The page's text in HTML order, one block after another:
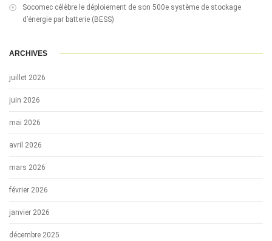
Socomec célèbre le déploiement de son 500e système de stockage
d’énergie par batterie (BESS)
ARCHIVES
juillet 2026
juin 2026
mai 2026
avril 2026
mars 2026
février 2026
janvier 2026
décembre 2025